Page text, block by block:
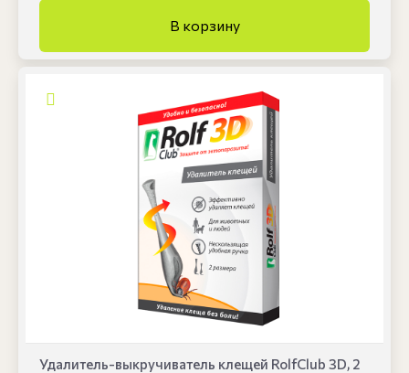
Удалитель-выкручиватель клещей RolfClub 3D, 2